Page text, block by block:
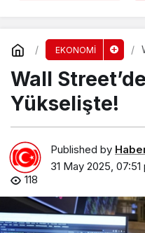
EKONOMİ
Wall
Yükselişte!
Published by
31 May 2025, 07:51
118